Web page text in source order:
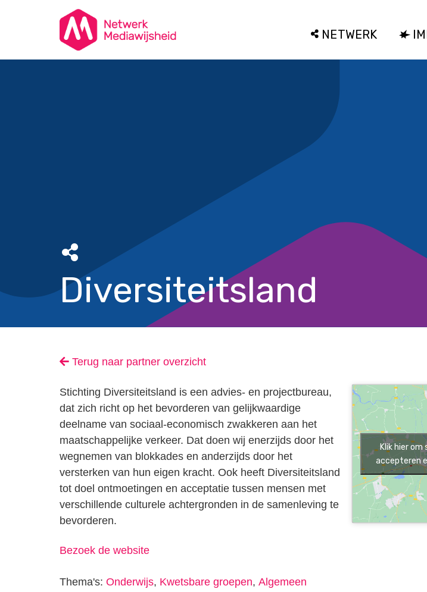
NETWERK
Diversiteitsland
Terug naar partner overzicht
Klik hier
accepteren
Stichting Diversiteitsland is een advies- en projectbureau,
dat zich richt op het bevorderen van gelijkwaardige
deelname van sociaal-economisch zwakkeren aan het
maatschappelijke verkeer. Dat doen wij enerzijds door het
wegnemen van blokkades en anderzijds door het
versterken van hun eigen kracht. Ook heeft Diversiteitsland
tot doel ontmoetingen en acceptatie tussen mensen met
verschillende culturele achtergronden in de samenleving te
bevorderen.
Bezoek de website
Thema's: Onderwijs, Kwetsbare groepen, Algemeen